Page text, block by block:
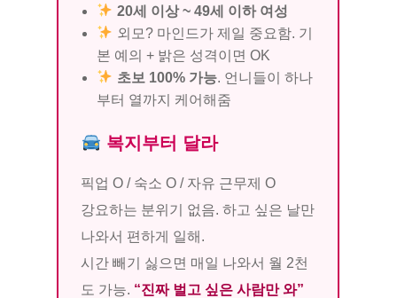
20세 이상 ~ 49세 이하 여성
외모? 마인드가 제일 중요함. 기
본 예의 + 밝은 성격이면 OK
초보 100% 가능. 언니들이 하나
부터 열까지 케어해줌
복지부터 달라
픽업 O / 숙소 O / 자유 근무제 O
강요하는 분위기 없음. 하고 싶은 날만
나와서 편하게 일해.
시간 빼기 싫으면 매일 나와서 월 2천
도 가능. “진짜 벌고 싶은 사람만 와”